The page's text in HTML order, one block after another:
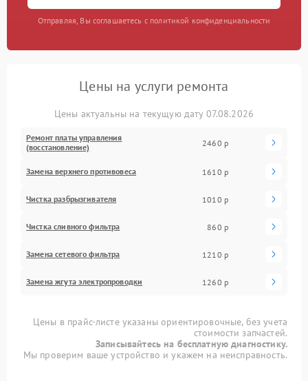
Отправляя, Вы соглашаетесь с политикой конфиденциальности
Цены на услуги ремонта
Цены актуальны на текущую дату 07.08.2026
Ремонт платы управления
(восстановление)
2460 р
Замена верхнего противовеса 1610 р
Чистка разбрызгивателя 1010 р
Чистка сливного фильтра 860 р
Замена сетевого фильтра 1210 р
Замена жгута электропроводки 1260 р
Цены в прайс-листе указаны ориентировочные, без учета
стоимости запчастей.
Записывайтесь на бесплатную диагностику.
Мы проверим ваше устройство и укажем на неисправность.